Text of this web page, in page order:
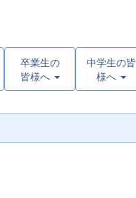
卒業生の
皆様へ
中学生の皆
様へ